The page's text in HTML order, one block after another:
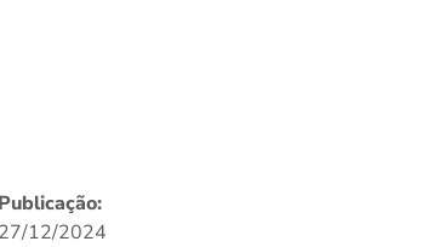
Publicação:
27/12/2024